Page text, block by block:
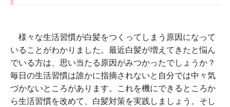
様々な生活習慣が白髪をつくってしまう原因になって
いることがわかりました。最近白髪が増えてきたと悩ん
でいる方は、思い当たる原因がみつかったでしょうか？
毎日の生活習慣は誰かに指摘されないと自分では中々気
づかないところがあります。これを機にできるところか
ら生活習慣を改めて、白髪対策を実践しましょう。そし